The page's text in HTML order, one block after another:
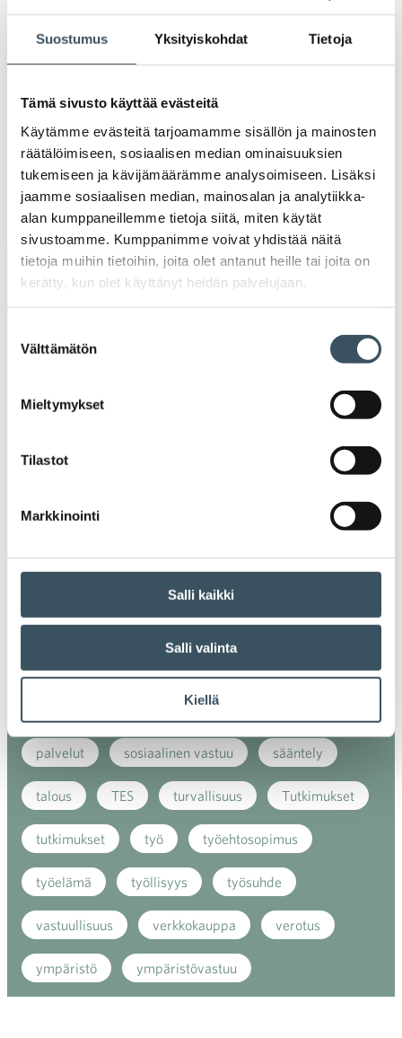
Suostumus Yksityiskohdat Tietoja
Tämä sivusto käyttää evästeitä
Käytämme evästeitä tarjoamamme sisällön ja mainosten
räätälöimiseen, sosiaalisen median ominaisuuksien
tukemiseen ja kävijämäärämme analysoimiseen. Lisäksi
jaamme sosiaalisen median, mainosalan ja analytiikka-
alan kumppaneillemme tietoja siitä, miten käytät
sivustoamme. Kumppanimme voivat yhdistää näitä
tietoja muihin tietoihin, joita olet antanut heille tai joita on
kerätty, kun olet käyttänyt heidän palvelujaan.
valinta
Välttämätön
Mieltymykset
Tilastot
Markkinointi
Salli kaikki
Salli valinta
Kiellä
2021
2019
2018
2017
Avainsanat
digitalisaatio
energiatehokkuus
kuluttaja kuluttajat kuluttajien luottamus
luottamusindikaattori myynti
nuoret
palvelut sosiaalinen vastuu sääntely
talous TES turvallisuus Tutkimukset
tutkimukset työ työehtosopimus
työelämä työllisyys työsuhde
vastuullisuus verkkokauppa verotus
ympäristö ympäristövastuu